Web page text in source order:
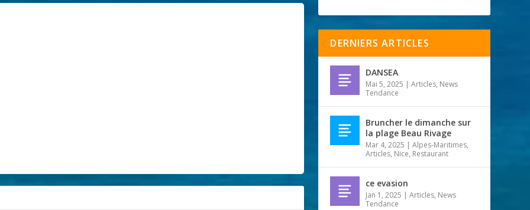
DERNIERS ARTICLES
DANSEA
Mai 5, 2025 |Articles, News
Tendance
Bruncher le dimanche sur
la plage Beau Rivage
Mar 4, 2025 |Alpes-Maritimes,
Articles, Nice, Restaurant
ce evasion
Jan 1, 2025 |Articles, News
Tendance